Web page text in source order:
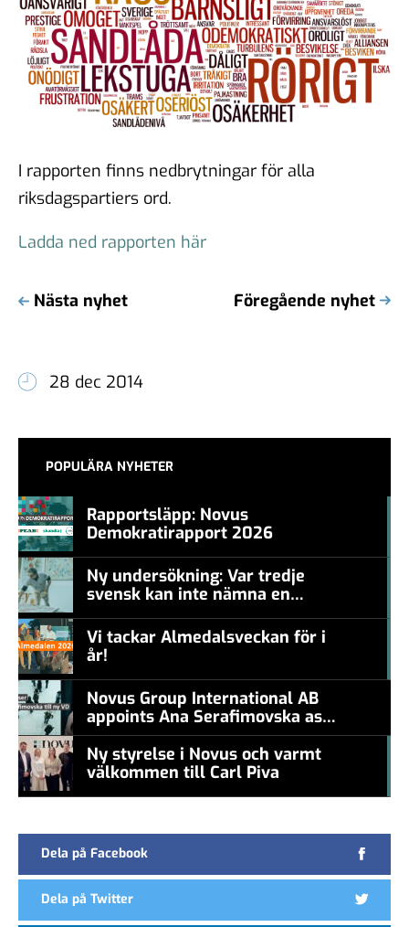
I rapporten finns nedbrytningar för alla
riksdagspartiers ord.
Ladda ned rapporten här
Nästa nyhet Föregående nyhet
28 dec 2014
POPULÄRA NYHETER
Rapportsläpp: Novus
Demokratirapport 2026
Ny undersökning: Var tredje
svensk kan inte nämna en
Vi tackar Almedalsveckan för i
år!
Novus Group International AB
appoints Ana Serafimovska as
new CEO
Ny styrelse i Novus och varmt
välkommen till Carl Piva
Dela på Facebook
Dela på Twitter